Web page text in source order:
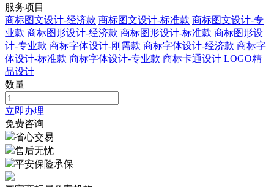
服务项目
商标图文设计-经济款 商标图文设计-标准款 商标图文设计-专
业款 商标图形设计-经济款 商标图形设计-标准款 商标图形设
计-专业款 商标字体设计-刚需款 商标字体设计-经济款 商标字
体设计-标准款 商标字体设计-专业款 商标卡通设计 LOGO精
品设计
数量
立即办理
免费咨询
省心交易
售后无忧
平安保险承保